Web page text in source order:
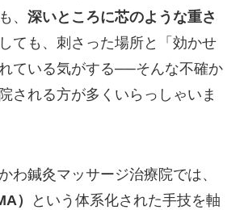
、 深いところに芯のような重さ
ても、刺さった場所と「効かせ
ている気がする──そんな不確か
される方が多くいらっしゃいま
わ鍼灸マッサージ治療院では、
）
という体系化された手技を軸